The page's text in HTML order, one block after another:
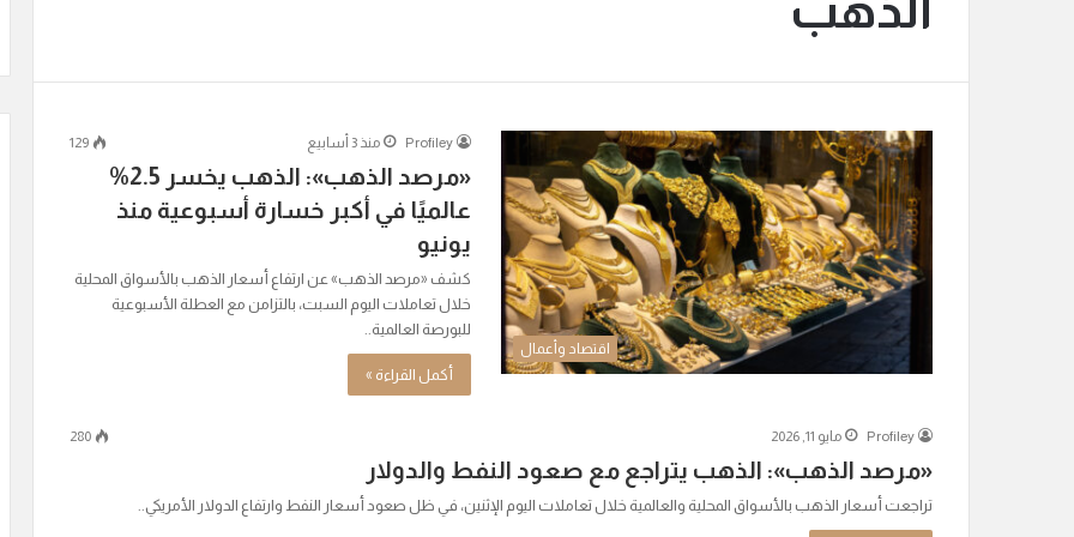
اقتصاد وأعمال
Profiley منذ 3 أسابيع 129
«مرصد الذهب»: الذهب يخسر 2.5%
عالميًا في أكبر خسارة أسبوعية منذ
يونيو
كشف «مرصد الذهب» عن ارتفاع أسعار الذهب بالأسواق المحلية
خلال تعاملات اليوم السبت، بالتزامن مع العطلة الأسبوعية
للبورصة العالمية..
أكمل القراءة »
Profiley مايو 11, 2026 280
«مرصد الذهب»: الذهب يتراجع مع صعود النفط والدولار
تراجعت أسعار الذهب بالأسواق المحلية والعالمية خلال تعاملات اليوم الإثنين، في ظل صعود أسعار النفط وارتفاع الدولار الأمريكي..